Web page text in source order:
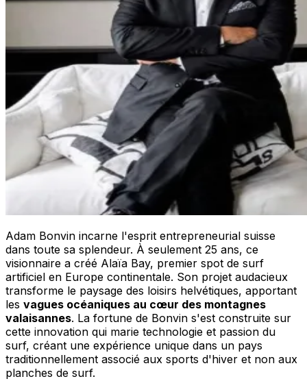
Adam Bonvin incarne l'esprit entrepreneurial suisse
dans toute sa splendeur. À seulement 25 ans, ce
visionnaire a créé Alaïa Bay, premier spot de surf
artificiel en Europe continentale. Son projet audacieux
transforme le paysage des loisirs helvétiques, apportant
les vagues océaniques au cœur des montagnes
valaisannes. La fortune de Bonvin s'est construite sur
cette innovation qui marie technologie et passion du
surf, créant une expérience unique dans un pays
traditionnellement associé aux sports d'hiver et non aux
planches de surf.